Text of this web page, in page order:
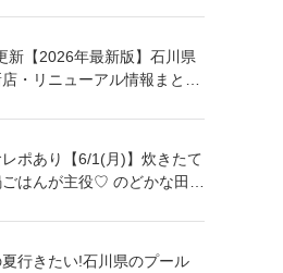
新【2026年最新版】石川県
・リニューアル情報まとめ
ェック！
ポあり【6/1(月)】炊きたて
はんが主役♡ のどかな田園
」オープン！@金沢市
夏行きたい!石川県のプール